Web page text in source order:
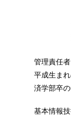
管理責任者
平成生ま
済学部卒
基本情報